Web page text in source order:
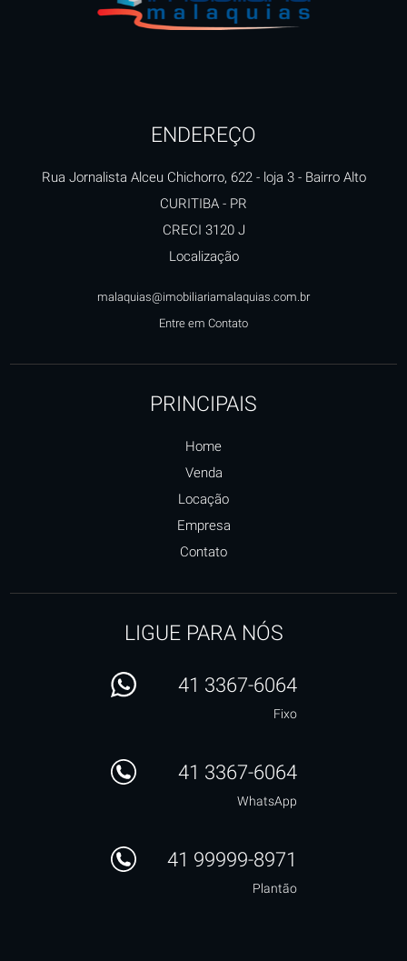
ENDEREÇO
Rua Jornalista Alceu Chichorro, 622 - loja 3- Bairro Alto
CURITIBA - PR
CRECI 3120 J
Localização
malaquias@imobiliariamalaquias.com.br
Entre em Contato
PRINCIPAIS
Home
Venda
Locação
Empresa
Contato
LIGUE PARA NÓS
41 3367-6064
Fixo
41 3367-6064
WhatsApp
41 99999-8971
Plantão